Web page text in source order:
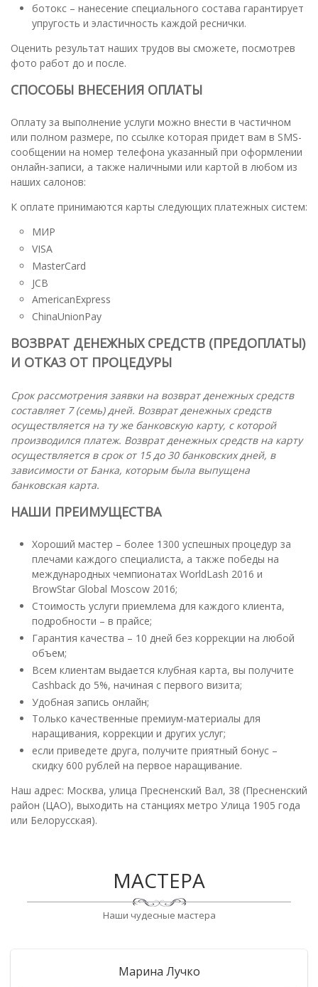
ботокс – нанесение специального состава гарантирует
упругость и эластичность каждой реснички.
Оценить результат наших трудов вы сможете, посмотрев
фото работ до и после.
СПОСОБЫ ВНЕСЕНИЯ ОПЛАТЫ
Оплату за выполнение услуги можно внести в частичном
или полном размере, по ссылке которая придет вам в SMS-
сообщении на номер телефона указанный при оформлении
онлайн-записи, а также наличными или картой в любом из
наших салонов:
К оплате принимаются карты следующих платежных систем:
МИР
VISA
MasterCard
JCB
AmericanExpress
ChinaUnionPay
ВОЗВРАТ ДЕНЕЖНЫХ СРЕДСТВ (ПРЕДОПЛАТЫ)
И ОТКАЗ ОТ ПРОЦЕДУРЫ
Срок рассмотрения заявки на возврат денежных средств
составляет 7 (семь) дней. Возврат денежных средств
осуществляется на ту же банковскую карту, с которой
производился платеж. Возврат денежных средств на карту
осуществляется в срок от 15 до 30 банковских дней, в
зависимости от Банка, которым была выпущена
банковская карта.
НАШИ ПРЕИМУЩЕСТВА
Хороший мастер – более 1300 успешных процедур за
плечами каждого специалиста, а также победы на
международных чемпионатах WorldLash 2016 и
BrowStar Global Moscow 2016;
Стоимость услуги приемлема для каждого клиента,
подробности – в прайсе;
Гарантия качества – 10 дней без коррекции на любой
объем;
Всем клиентам выдается клубная карта, вы получите
Cashback до 5%, начиная с первого визита;
Удобная запись онлайн;
Только качественные премиум-материалы для
наращивания, коррекции и других услуг;
если приведете друга, получите приятный бонус –
скидку 600 рублей на первое наращивание.
Наш адрес: Москва, улица Пресненский Вал, 38 (Пресненский
район (ЦАО), выходить на станциях метро Улица 1905 года
или Белорусская).
МАСТЕРА
Наши чудесные мастера
Марина Лучко